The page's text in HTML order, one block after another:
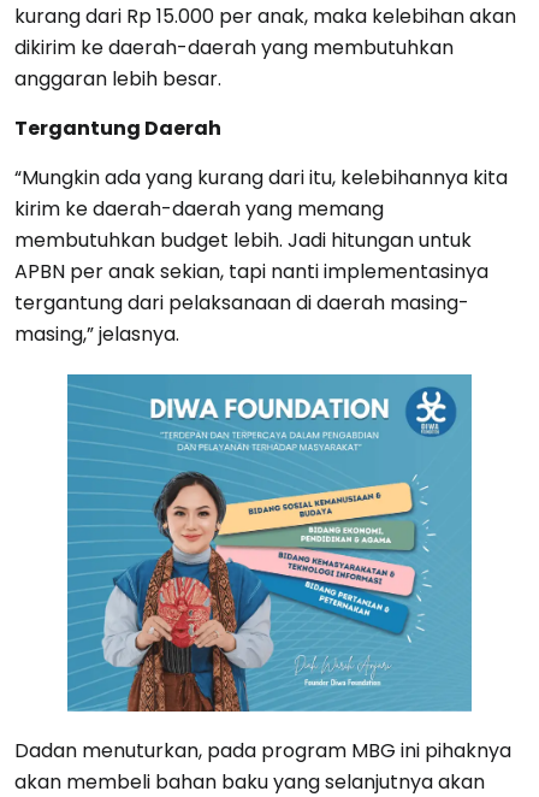
kurang dari Rp 15.000 per anak, maka kelebihan akan
dikirim ke daerah-daerah yang membutuhkan
anggaran lebih besar.
Tergantung Daerah
“Mungkin ada yang kurang dari itu, kelebihannya kita
kirim ke daerah-daerah yang memang
membutuhkan budget lebih. Jadi hitungan untuk
APBN per anak sekian, tapi nanti implementasinya
tergantung dari pelaksanaan di daerah masing-
masing,” jelasnya.
Dadan menuturkan, pada program MBG ini pihaknya
akan membeli bahan baku yang selanjutnya akan